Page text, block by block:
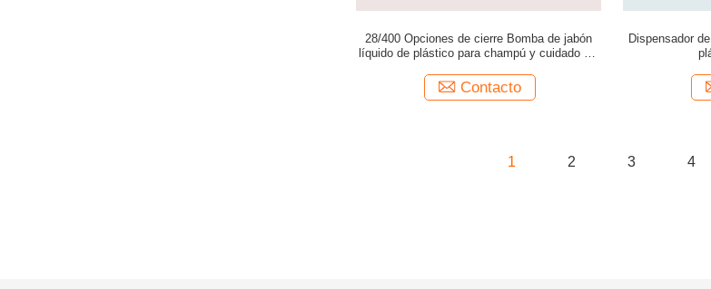
28/400 Opciones de cierre Bomba de jabón
líquido de plástico para champú y cuidado del
Contacto
Dispensador
1 2 3 4